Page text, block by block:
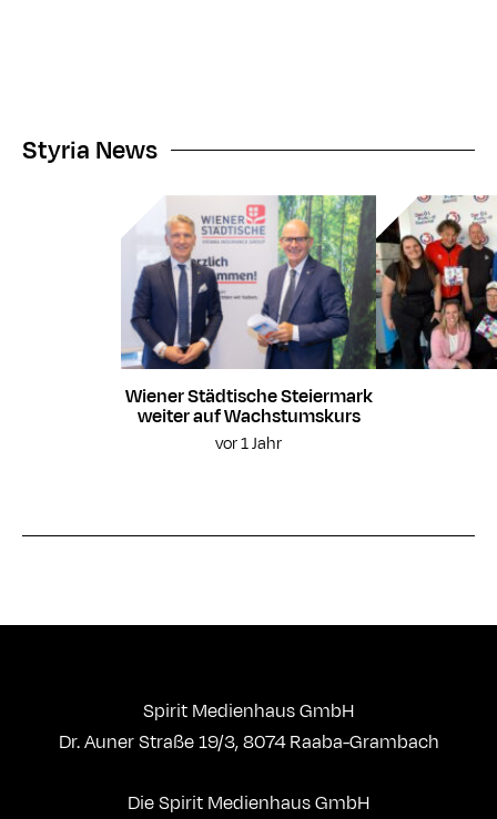
Styria News
Wiener Städtische Steiermark
weiter auf Wachstumskurs
vor 1 Jahr
Spirit Medienhaus GmbH
Dr. Auner Straße 19/3, 8074 Raaba-Grambach
Die Spirit Medienhaus GmbH